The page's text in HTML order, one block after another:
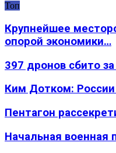
Топ
Крупнейшее
опорой экономики…
397 дронов сбито
Ким Дотком:
Пентагон
Начальная военная